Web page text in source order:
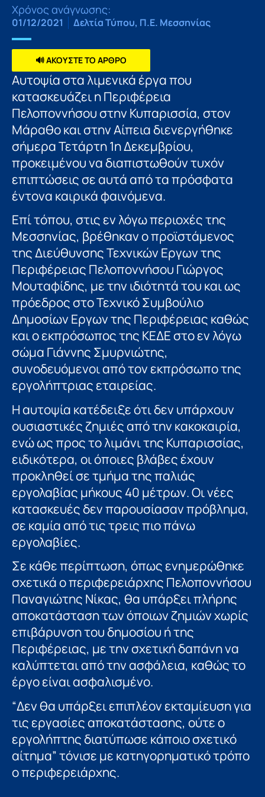
Χρόνος ανάγνωσης:
01/12/2021 Δελτία Τύπου, Π.Ε. Μεσσηνίας
🔊 ΑΚΟΥΣΤΕ ΤΟ ΑΡΘΡΟ
Αυτοψία στα λιμενικά έργα που
κατασκευάζει η Περιφέρεια
Πελοποννήσου στην Κυπαρισσία, στον
Μάραθο και στην Αίπεια διενεργήθηκε
σήμερα Τετάρτη 1η Δεκεμβρίου,
προκειμένου να διαπιστωθούν τυχόν
επιπτώσεις σε αυτά από τα πρόσφατα
έντονα καιρικά φαινόμενα.
Επί τόπου, στις εν λόγω περιοχές της
Μεσσηνίας, βρέθηκαν ο προϊστάμενος
της Διεύθυνσης Τεχνικών Εργων της
Περιφέρειας Πελοποννήσου Γιώργος
Μουταφίδης, με την ιδιότητά του και ως
πρόεδρος στο Τεχνικό Συμβούλιο
Δημοσίων Εργων της Περιφέρειας καθώς
και ο εκπρόσωπος της ΚΕΔΕ στο εν λόγω
σώμα Γιάννης Σμυρνιώτης,
συνοδευόμενοι από τον εκπρόσωπο της
εργολήπτριας εταιρείας.
Η αυτοψία κατέδειξε ότι δεν υπάρχουν
ουσιαστικές ζημιές από την κακοκαιρία,
ενώ ως προς το λιμάνι της Κυπαρισσίας,
ειδικότερα, οι όποιες βλάβες έχουν
προκληθεί σε τμήμα της παλιάς
εργολαβίας μήκους 40 μέτρων. Οι νέες
κατασκευές δεν παρουσίασαν πρόβλημα,
σε καμία από τις τρεις πιο πάνω
εργολαβίες.
Σε κάθε περίπτωση, όπως ενημερώθηκε
σχετικά ο περιφερειάρχης Πελοποννήσου
Παναγιώτης Νίκας, θα υπάρξει πλήρης
αποκατάσταση των όποιων ζημιών χωρίς
επιβάρυνση του δημοσίου ή της
Περιφέρειας, με την σχετική δαπάνη να
καλύπτεται από την ασφάλεια, καθώς το
έργο είναι ασφαλισμένο.
“Δεν θα υπάρξει επιπλέον εκταμίευση για
τις εργασίες αποκατάστασης, ούτε ο
εργολήπτης διατύπωσε κάποιο σχετικό
αίτημα” τόνισε με κατηγορηματικό τρόπο
ο περιφερειάρχης.